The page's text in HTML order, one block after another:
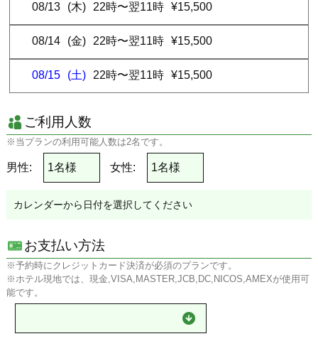
駐車場のご利用は1組様1台まで可能です。
【その他】
ホテルご滞在中にご不明点等ありましたらホテルのフロントまでお
問い合わせください。
08/13 (木) 22時〜翌11時 ¥15,500
08/14 (金) 22時〜翌11時 ¥15,500
08/15 (土) 22時〜翌11時 ¥15,500
ご利用人数
※当プランの利用可能人数は2名です。
男性: 女性:
カレンダーから日付を選択してください
お支払い方法
※予約時にクレジットカード決済が必須のプランです。
※ホテル現地では、現金,VISA,MASTER,JCB,DC,NICOS,AMEXが使用可
能です。